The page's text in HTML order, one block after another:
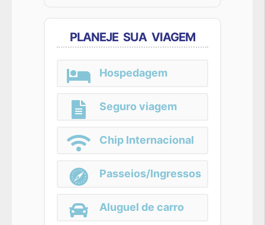
PLANEJE SUA VIAGEM
Hospedagem
Seguro viagem
Chip Internacional
Passeios/Ingressos
Aluguel de carro